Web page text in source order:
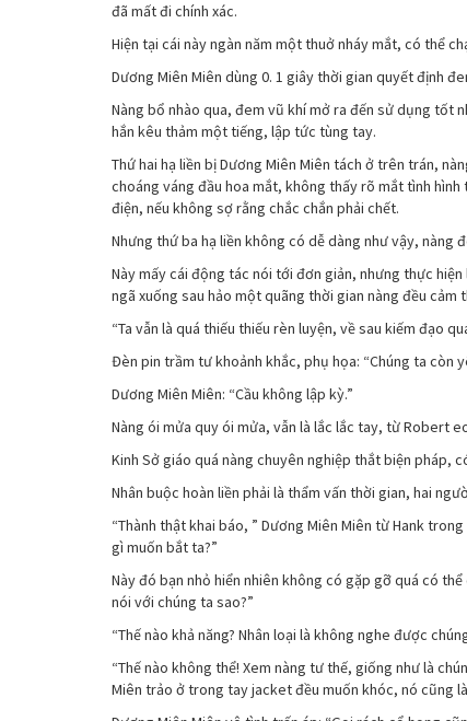
đã mất đi chính xác.
Hiện tại cái này ngàn năm một thuở nháy mắt, có thể
Dương Miên Miên dùng 0. 1 giây thời gian quyết định
Nàng bổ nhào qua, đem vũ khí mở ra đến sử dụng tốt
hắn kêu thảm một tiếng, lập tức tùng tay.
Thứ hai hạ liền bị Dương Miên Miên tách ở trên trán,
choáng váng đầu hoa mắt, không thấy rõ mắt tình
điện, nếu không sợ rằng chắc chắn phải chết.
Nhưng thứ ba hạ liền không có dễ dàng như vậy, nàng
Này mấy cái động tác nói tới đơn giản, nhưng thực
ngã xuống sau hảo một quãng thời gian nàng đều cảm
“Ta vẫn là quá thiếu thiếu rèn luyện, về sau kiếm đạo
Đèn pin trầm tư khoảnh khắc, phụ họa: “Chúng ta còn
Dương Miên Miên: “Cầu không lập kỳ.”
Nàng ói mửa quy ói mửa, vẫn là lắc lắc tay, từ Robert
Kinh Sở giáo quá nàng chuyên nghiệp thắt biện pháp,
Nhân buộc hoàn liền phải là thẩm vấn thời gian, hai
“Thành thật khai báo, ” Dương Miên Miên từ Hank
gì muốn bắt ta?”
Này đó bạn nhỏ hiển nhiên không có gặp gỡ quá có
nói với chúng ta sao?”
“Thế nào khả năng? Nhân loại là không nghe được
“Thế nào không thể! Xem nàng tư thế, giống như là
Miên trảo ở trong tay jacket đều muốn khóc, nó cũng